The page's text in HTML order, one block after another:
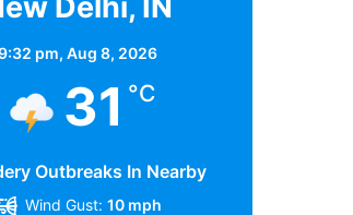
pm, Aug 8, 2026
31 °C
Outbreaks In Nearby
Wind Gust: 10 mph